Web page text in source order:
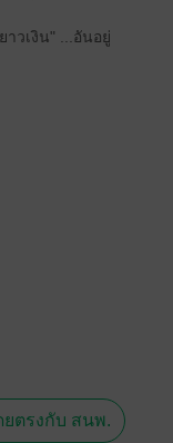
วเงิน" ...อันอยู่
ยตรงกับ สนพ.